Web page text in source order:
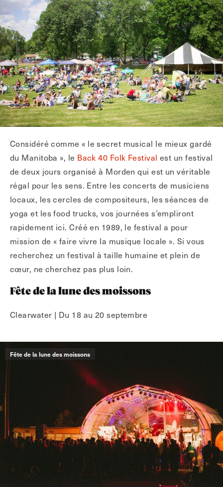
Considéré comme « le secret musical le mieux gardé
du Manitoba », le Back 40 Folk Festival est un festival
de deux jours organisé à Morden qui est un véritable
régal pour les sens. Entre les concerts de musiciens
locaux, les cercles de compositeurs, les séances de
yoga et les food trucks, vos journées s’empliront
rapidement ici. Créé en 1989, le festival a pour
mission de « faire vivre la musique locale ». Si vous
recherchez un festival à taille humaine et plein de
cœur, ne cherchez pas plus loin.
Fête de la lune des moissons
Clearwater | Du 18 au 20 septembre
Fête de la lune des moissons